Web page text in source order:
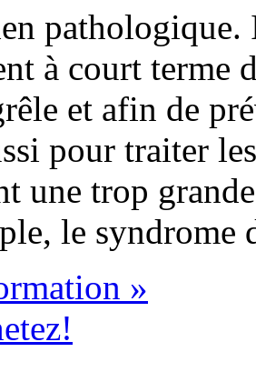
à court terme
et afin de
pour traiter
une trop
le
»